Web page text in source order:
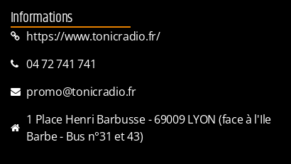
Informations
https://www.tonicradio.fr/
04 72 741 741
promo@tonicradio.fr
1 Place Henri Barbusse - 69009 LYON (face à l'Ile
Barbe - Bus n°31 et 43)